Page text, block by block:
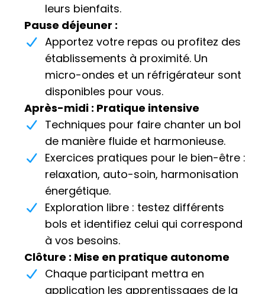
leurs bienfaits.
Pause déjeuner :
Apportez votre repas ou profitez des
établissements à proximité. Un
micro-ondes et un réfrigérateur sont
disponibles pour vous.
Après-midi : Pratique intensive
Techniques pour faire chanter un bol
de manière fluide et harmonieuse.
Exercices pratiques pour le bien-être :
relaxation, auto-soin, harmonisation
énergétique.
Exploration libre : testez différents
bols et identifiez celui qui correspond
à vos besoins.
Clôture : Mise en pratique autonome
Chaque participant mettra en
application les apprentissages de la